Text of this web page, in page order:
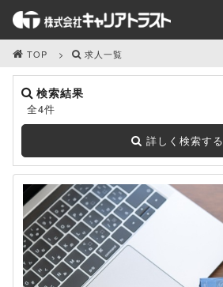
TOP 求人一覧
検索結果
全4件
詳しく検索する